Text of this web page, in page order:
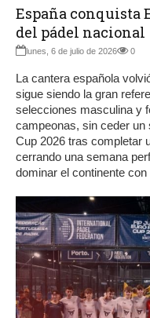
España conquista
del pádel nacional
lunes, 6 de julio de 2026 0
La cantera española
sigue siendo la gran
selecciones masculina y
campeonas, sin ceder un
Cup 2026 tras completar
cerrando una semana
dominar el continente con